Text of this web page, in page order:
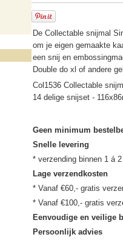
De Collectable snijmal
om je eigen gemaakte
een snij en
Double do xl of andere
Col1536 Collectable
14 delige snijset -
Geen minimum
Snelle levering
Lage verzendkosten
* Vanaf €60,- gratis
Eenvoudige en veilige
Persoonlijk advies